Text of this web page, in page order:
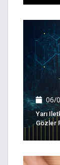
06/
Yarı
Gözler